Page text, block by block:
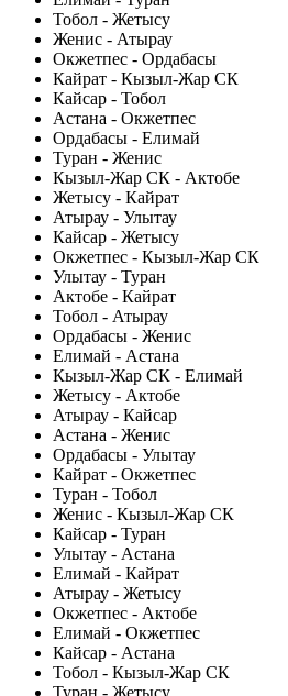
Тобол - Жетысу
Женис - Атырау
Окжетпес - Ордабасы
Кайрат - Кызыл-Жар СК
Кайсар - Тобол
Астана - Окжетпес
Ордабасы - Елимай
Туран - Женис
Кызыл-Жар СК - Актобе
Жетысу - Кайрат
Атырау - Улытау
Кайсар - Жетысу
Окжетпес - Кызыл-Жар СК
Улытау - Туран
Актобе - Кайрат
Тобол - Атырау
Ордабасы - Женис
Елимай - Астана
Кызыл-Жар СК - Елимай
Жетысу - Актобе
Атырау - Кайсар
Астана - Женис
Ордабасы - Улытау
Кайрат - Окжетпес
Туран - Тобол
Женис - Кызыл-Жар СК
Кайсар - Туран
Улытау - Астана
Елимай - Кайрат
Атырау - Жетысу
Окжетпес - Актобе
Елимай - Окжетпес
Кайсар - Астана
Тобол - Кызыл-Жар СК